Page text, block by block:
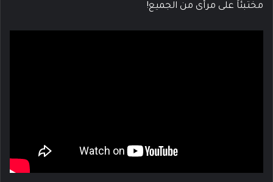
مختبئاً على مرأى من الجميع!